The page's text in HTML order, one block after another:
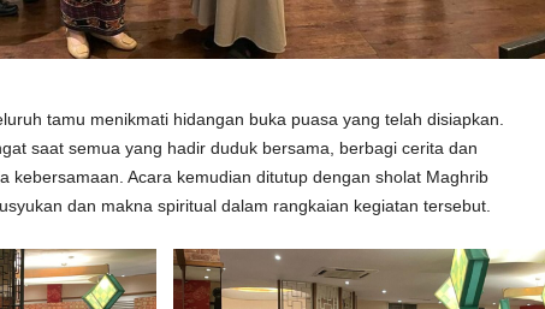
tamu menikmati hidangan buka puasa yang telah disiapkan.
saat semua yang hadir duduk bersama, berbagi cerita dan
kebersamaan. Acara kemudian ditutup dengan sholat Maghrib
dan makna spiritual dalam rangkaian kegiatan tersebut.